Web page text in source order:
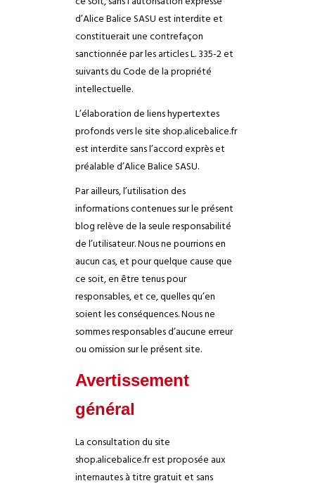
d’Alice Balice SASU est interdite et
constituerait une contrefaçon
sanctionnée par les articles L. 335-2 et
suivants du Code de la propriété
intellectuelle.
L’élaboration de liens hypertextes
profonds vers le site shop.alicebalice.fr
est interdite sans l’accord exprès et
préalable d’Alice Balice SASU.
Par ailleurs, l’utilisation des
informations contenues sur le présent
blog relève de la seule responsabilité
de l’utilisateur. Nous ne pourrions en
aucun cas, et pour quelque cause que
ce soit, en être tenus pour
responsables, et ce, quelles qu’en
soient les conséquences. Nous ne
sommes responsables d’aucune erreur
ou omission sur le présent site.
Avertissement
général
La consultation du site
shop.alicebalice.fr est proposée aux
internautes à titre gratuit et sans